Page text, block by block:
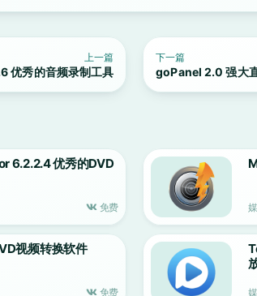
上一篇
优秀的音频录制工具
下一篇
goPanel 2.0 强大
6.2.2.4 优秀的DVD
免费
视频转换软件
免费